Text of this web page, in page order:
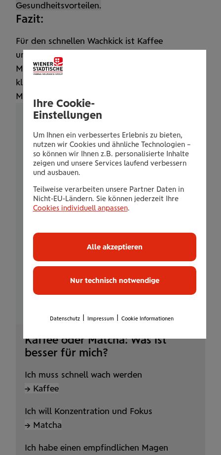
Gesund­heitsvorteilen.
Fazit:
Für den schnellen Wach­kick ist Kaffee
unschlagbar. Länger anhaltende Energie liefert
Matcha. Gesund­heit­lich ist Kaffee durch
klinische Daten besser belegt, während bei
Matcha noch mehr Forschung nötig ist.
Cookie-Einstellungen nicht angezeigt:
auf der Plattform Riddle.com
Um den vollen Funktionsumfang
unserer Website nutzen zu können,
akzeptieren Sie bitte die "Weitere
Alternativ können Sie
alleCookie-Einstellungenbearbeiten.
Zustimmung erteilen
Kaffee oder Matcha: Was ist
besser für mich?
Ich muss schnell wach werden
→ Kaffee
Ich will Konzentration und Fokus
→ Matcha
Ich habe einen empfindlichen Magen
Ihre Cookie-
Einstellungen
Um Ihnen ein verbessertes Erlebnis zu bieten,
nutzen wir Cookies und ähnliche Technologien –
so können wir Ihnen z.B. personalisierte Inhalte
zeigen und unsere Services laufend verbessern
und ausbauen.
Teilweise verarbeiten unsere Partner Daten in
Nicht-EU-Ländern. Sie können jederzeit Ihre
Cookies individuell anpassen.
Nur technisch notwendige
Alle akzeptieren
Datenschutz Impressum Cookie Informationen